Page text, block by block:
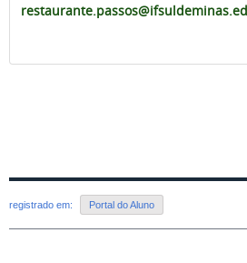
registrado em: Portal do Aluno